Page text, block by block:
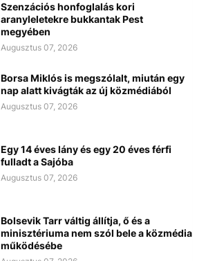
Szenzációs honfoglalás kori
aranyleletekre bukkantak Pest
megyében
Augusztus 07, 2026
Borsa Miklós is megszólalt, miután egy
nap alatt kivágták az új közmédiából
Augusztus 07, 2026
Egy 14 éves lány és egy 20 éves férfi
fulladt a Sajóba
Augusztus 07, 2026
Bolsevik Tarr váltig állítja, ő és a
minisztériuma nem szól bele a közmédia
működésébe